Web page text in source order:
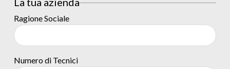
Ragione Sociale
Numero di Tecnici